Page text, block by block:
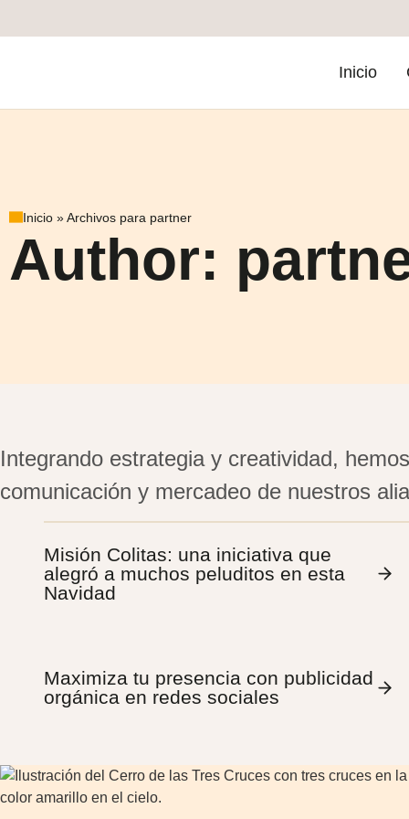
Inicio
Inicio »Archivos para partner
Author:
Integrando estrategia y creatividad,
comunicación y mercadeo de nuestros
Misión Colitas: una iniciativa que
alegró a muchos peluditos en esta
Navidad
Maximiza tu presencia con publicidad
orgánica en redes sociales